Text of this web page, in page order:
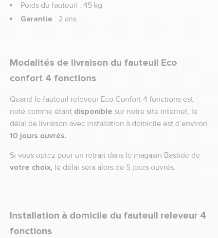
Poids du fauteuil : 45 kg
Garantie : 2 ans
Modalités de livraison du fauteuil Eco
confort 4 fonctions
Quand le fauteuil releveur Eco Confort 4 fonctions est
noté comme étant disponible sur notre site internet, le
délai de livraison avec installation à domicile est d’environ
10 jours ouvrés.
Si vous optez pour un retrait dans le magasin Bastide de
votre choix, le délai sera alors de 5 jours ouvrés.
Installation à domicile du fauteuil releveur 4
fonctions